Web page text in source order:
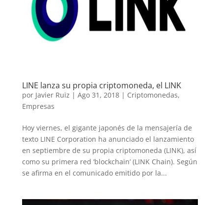
LINE lanza su propia criptomoneda, el LINK
por Javier Ruiz | Ago 31, 2018| Criptomonedas,
Empresas
Hoy viernes, el gigante japonés de la mensajería de
texto LINE Corporation ha anunciado el lanzamiento
en septiembre de su propia criptomoneda (LINK), así
como su primera red ‘blockchain’ (LINK Chain). Según
se afirma en el comunicado emitido por la...